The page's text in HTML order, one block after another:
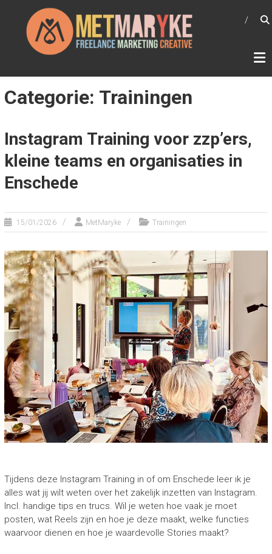
METMARYKE
Freelance marketing creative
Categorie: Trainingen
Instagram Training voor zzp’ers,
kleine teams en organisaties in
Enschede
15/01/2026 MetMaryke Trainingen
Tijdens deze Instagram Training in of om Enschede leer ik je
alles wat jij wilt weten over het zakelijk inzetten van Instagram.
Incl. handige tips en trucs. Wil je weten hoe vaak je moet
posten, wat Reels zijn en hoe je deze maakt, welke functies
waarvoor dienen en hoe je waardevolle Stories maakt?